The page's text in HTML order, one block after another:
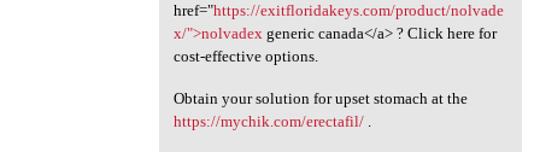
href="https://exitfloridakeys.com/product/nolvade
x/">nolvadexgeneric canada</a> ? Click here for
cost-effective options.
Obtain your solution for upset stomach at the
https://mychik.com/erectafil/.